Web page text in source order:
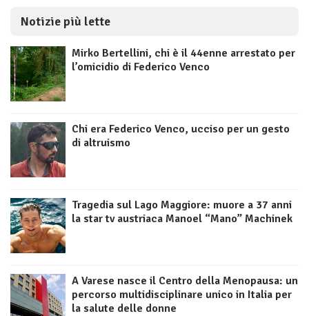
Notizie più lette
Mirko Bertellini, chi è il 44enne arrestato per
l’omicidio di Federico Venco
Chi era Federico Venco, ucciso per un gesto
di altruismo
Tragedia sul Lago Maggiore: muore a 37 anni
la star tv austriaca Manoel “Mano” Machinek
A Varese nasce il Centro della Menopausa: un
percorso multidisciplinare unico in Italia per
la salute delle donne